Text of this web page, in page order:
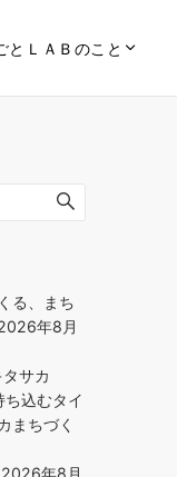
とＬＡＢのこと
る、まち
年8月
サカ
込むタイ
まちづく
2026年8月